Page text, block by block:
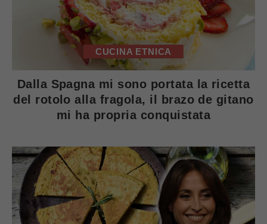
CUCINA ETNICA
Dalla Spagna mi sono portata la ricetta
del rotolo alla fragola, il brazo de gitano
mi ha propria conquistata